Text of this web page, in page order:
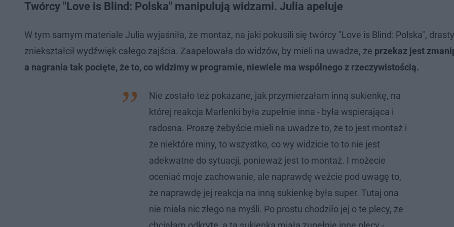
Twórcy "Love is Blind: Polska" manipulują widzami. Julia apeluje
W tym samym materiale Julia wyjaśniła, że montaż, na jaki pokusili się twórcy "Love is Blind: Polska",
zniekształcił wydźwięk całego zajścia. Zaapelowała do widzów, by mieli na uwadze, że przekaz jest
a nagrania tak pocięte, że to, co widzimy w programie, niewiele ma wspólnego z rzeczywistością.
Nie zostało też pokazane, jak przymierzałam inną sukienkę, na
której reakcja Marlenki była zupełnie inna - była wspierająca i
radosna. Proszę żebyście mieli na uwadze to, że to jest montaż i
że niektóre miny, to wszystko, co wy widzicie to to nie jest
adekwatne do sytuacji, ponieważ jest to montaż. I możecie
oceniać moje zachowanie, ale naprawdę weźcie pod uwagę to,
że naprawdę jej reakcja na inną sukienkę była super. Tutaj ona
nie miała nic złego na myśli. Po prostu chodziło jej o te plecy, że